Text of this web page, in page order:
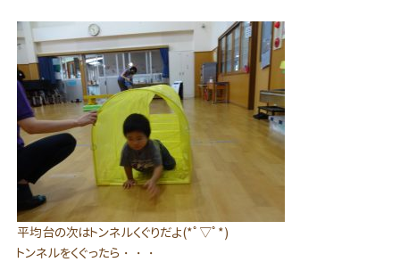
平均台の次はトンネルくぐりだよ(*ﾟ▽ﾟ*)
トンネルをくぐったら・・・